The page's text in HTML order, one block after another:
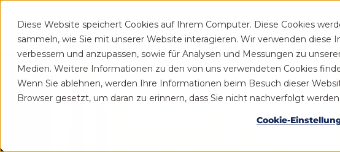
Diese Website speichert Cookies auf Ihrem Computer. Diese Cookies
sammeln, wie Sie mit unserer Website interagieren. Wir verwenden diese
verbessern und anzupassen, sowie für Analysen und Messungen zu
Medien. Weitere Informationen zu den von uns verwendeten Cookies
Wenn Sie ablehnen, werden Ihre Informationen beim Besuch dieser
Browser gesetzt, um daran zu erinnern, dass Sie nicht nachverfolgt
Cookie-
Patient Praxis